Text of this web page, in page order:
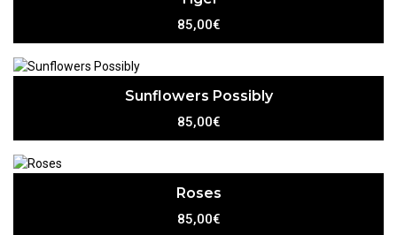
85,00€
Sunflowers Possibly
85,00€
Roses
85,00€